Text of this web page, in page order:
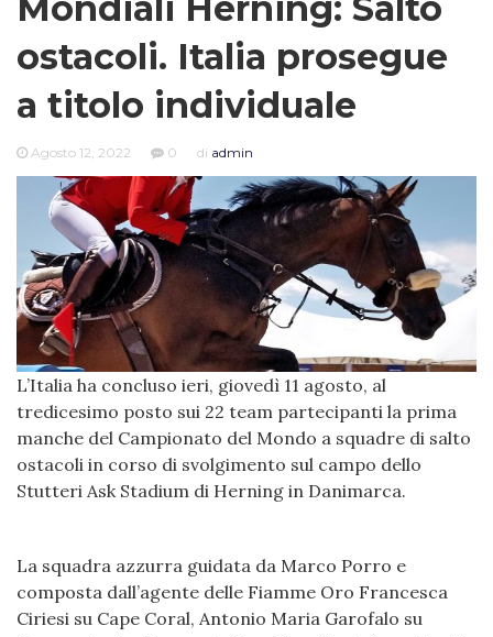
ostacoli. Italia prosegue
a titolo individuale
Agosto 12, 2022 0 di admin
L’Italia ha concluso ieri, giovedì 11 agosto, al
tredicesimo posto sui 22 team partecipanti la prima
manche del Campionato del Mondo a squadre di salto
ostacoli in corso di svolgimento sul campo dello
Stutteri Ask Stadium di Herning in Danimarca.
La squadra azzurra guidata da Marco Porro e
composta dall’agente delle Fiamme Oro Francesca
Ciriesi su Cape Coral, Antonio Maria Garofalo su